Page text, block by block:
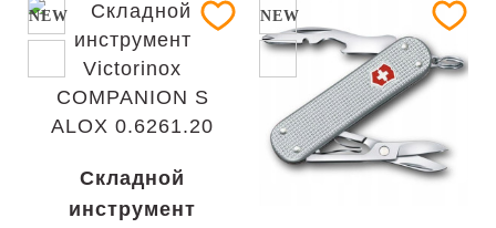
NEW
Складной
инструмент
NEW